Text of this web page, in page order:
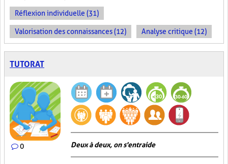
Réflexion individuelle (31)
Valorisation des connaissances (12) Analyse critique (12)
TUTORAT
0 Deux à deux, on s'entraide